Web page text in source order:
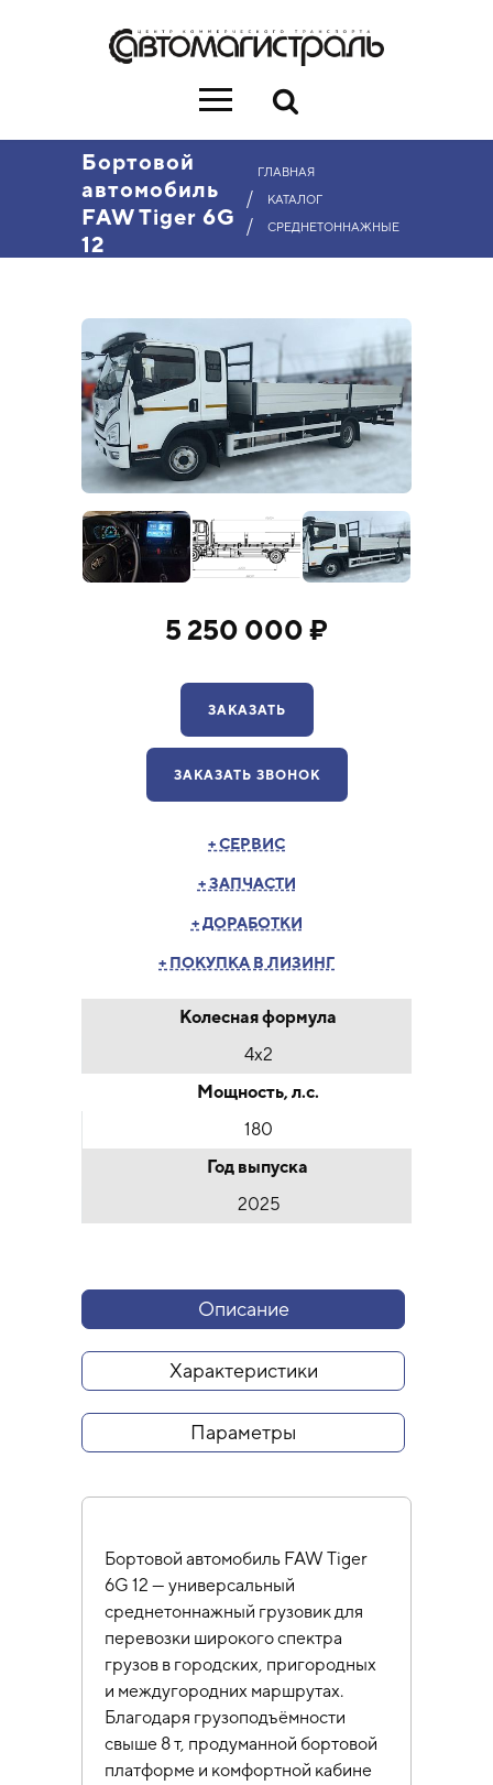
Бортовой
автомобиль
FAW Tiger 6G
12
ГЛАВНАЯ
/ КАТАЛОГ
/ СРЕДНЕТОННАЖНЫЕ
5 250 000 ₽
ЗАКАЗАТЬ
ЗАКАЗАТЬ ЗВОНОК
+ СЕРВИС
+ ЗАПЧАСТИ
+ ДОРАБОТКИ
+ ПОКУПКА В ЛИЗИНГ
Колесная формула
4х2
Мощность, л.с.
180
Год выпуска
2025
Описание
Характеристики
Параметры
Бортовой автомобиль FAW Tiger
6G 12 — универсальный
среднетоннажный грузовик для
перевозки широкого спектра
грузов в городских, пригородных
и междугородних маршрутах.
Благодаря грузоподъёмности
свыше 8 т, продуманной бортовой
платформе и комфортной кабине